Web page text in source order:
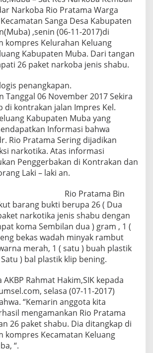
a
B
e
k
u
k
R
i
A
t
a
s
K
e
p
e
m
l
a
n
6
P
a
k
t
S
h
a
b
u
Narkoba Rio Pratama Warga
Sanga Desa Kabupaten
,senin (06-11-2017)di
kompres Kelurahan Keluang
Kabupaten Muba. Dari tangan
26 paket narkoba jenis shabu.
penangkapan.
Tanggal 06 November 2017 Sekira
di kontrakan jalan Impres Kel.
Kabupaten Muba yang
Informasi bahwa
Rio Pratama Sering dijadikan
narkotika. Atas informasi
Penggerbakan di Kontrakan dan
Laki – laki an.
Rio Pratama Bin
barang bukti berupa 26 ( Dua
narkotika jenis shabu dengan
koma Sembilan dua ) gram , 1 (
bekas wadah minyak rambut
merah, 1 ( satu ) buah plastik
) bal plastik klip bening.
Rahmat Hakim,SIK kepada
selasa (07-11-2017)
“Kemarin anggota kita
mengamankan Rio Pratama
26 paket shabu. Dia ditangkap di
kompres Kecamatan Keluang
“.